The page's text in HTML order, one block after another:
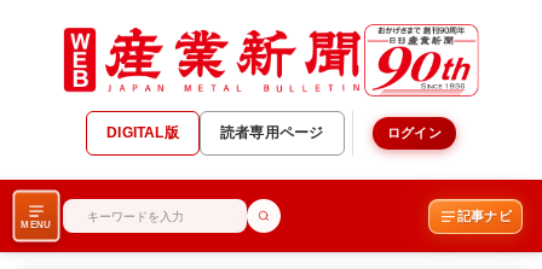
DIGITAL版 読者専用ページ ログイン
MENU
記事ナビ